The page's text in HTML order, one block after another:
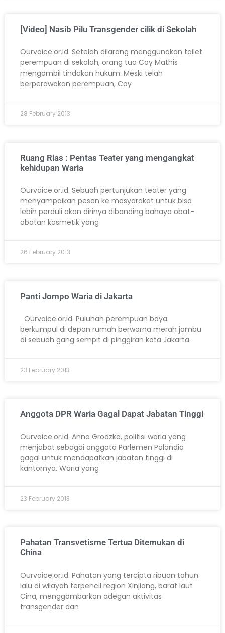
[Video] Nasib Pilu Transgender cilik di Sekolah
Ourvoice.or.id. Setelah dilarang menggunakan toilet
perempuan di sekolah, orang tua Coy Mathis
mengambil tindakan hukum. Meski telah
berperawakan perempuan, Coy
28 February 2013
Ruang Rias : Pentas Teater yang mengangkat
kehidupan Waria
Ourvoice.or.id. Sebuah pertunjukan teater yang
menyampaikan pesan ke masyarakat untuk bisa
lebih perduli akan dirinya dibanding bahaya obat-
obatan kosmetik yang
26 February 2013
Panti Jompo Waria di Jakarta
Ourvoice.or.id. Puluhan perempuan baya
berkumpul di depan rumah berwarna merah jambu
di sebuah gang sempit di pinggiran kota Jakarta.
23 February 2013
Anggota DPR Waria Gagal Dapat Jabatan Tinggi
Ourvoice.or.id. Anna Grodzka, politisi waria yang
menjabat sebagai anggota Parlemen Polandia
gagal untuk mendapatkan jabatan tinggi di
kantornya. Waria yang
23 February 2013
Pahatan Transvetisme Tertua Ditemukan di
China
Ourvoice.or.id. Pahatan yang tercipta ribuan tahun
lalu di wilayah terpencil region Xinjiang, barat laut
Cina, menggambarkan adegan aktivitas
transgender dan